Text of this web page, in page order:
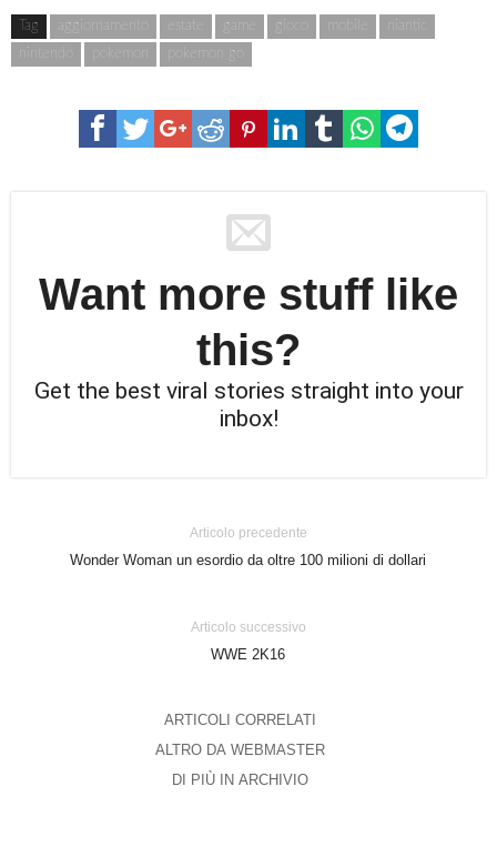
Tag aggiornamento estate game gioco
niantic
nintendo
pokemon pokemon go
Want more stuff like
this?
Get the best viral stories straight into your
inbox!
Articolo precedente
Wonder Woman un esordio da oltre 100 milioni di dollari
Articolo successivo
WWE 2K16
ARTICOLI CORRELATI
ALTRO DA WEBMASTER
DI PIÙ IN ARCHIVIO